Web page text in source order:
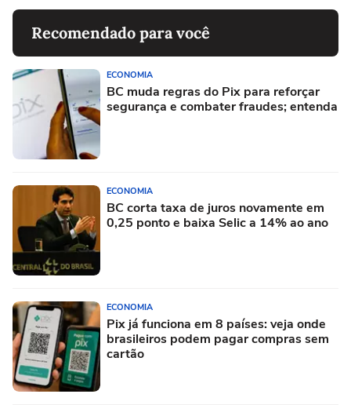
Recomendado para você
ECONOMIA
BC muda regras do Pix para reforçar
segurança e combater fraudes; entenda
ECONOMIA
BC corta taxa de juros novamente em
0,25 ponto e baixa Selic a 14% ao ano
ECONOMIA
Pix já funciona em 8 países: veja onde
brasileiros podem pagar compras sem
cartão